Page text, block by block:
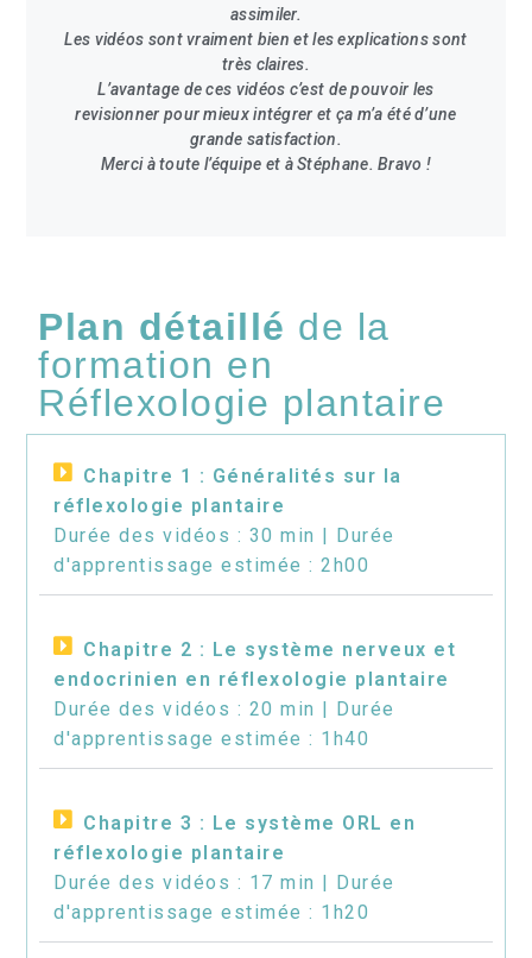
assimiler.
Les vidéos sont vraiment bien et les explications sont
très claires.
L’avantage de ces vidéos c’est de pouvoir les
revisionner pour mieux intégrer et ça m’a été d’une
grande satisfaction.
Merci à toute l’équipe et à Stéphane. Bravo !
Plan détaillé de la
formation en
Réflexologie plantaire
Chapitre 1 : Généralités sur la
réflexologie plantaire
Durée des vidéos : 30 min | Durée
d'apprentissage estimée : 2h00
Chapitre 2 : Le système nerveux et
endocrinien en réflexologie plantaire
Durée des vidéos : 20 min | Durée
d'apprentissage estimée : 1h40
Chapitre 3 : Le système ORL en
réflexologie plantaire
Durée des vidéos : 17 min | Durée
d'apprentissage estimée : 1h20